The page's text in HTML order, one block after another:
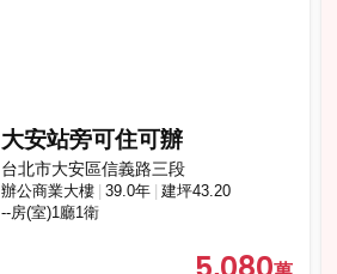
大安站旁可住可辦
台北市大安區信義路三段
辦公商業大樓 39.0年 建坪43.20
--房(室)1廳1衛